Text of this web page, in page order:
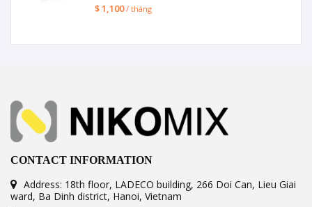
$ 1,100/ tháng
CONTACT INFORMATION
Address: 18th floor, LADECO building, 266 Doi Can, Lieu Giai
ward, Ba Dinh district, Hanoi, Vietnam